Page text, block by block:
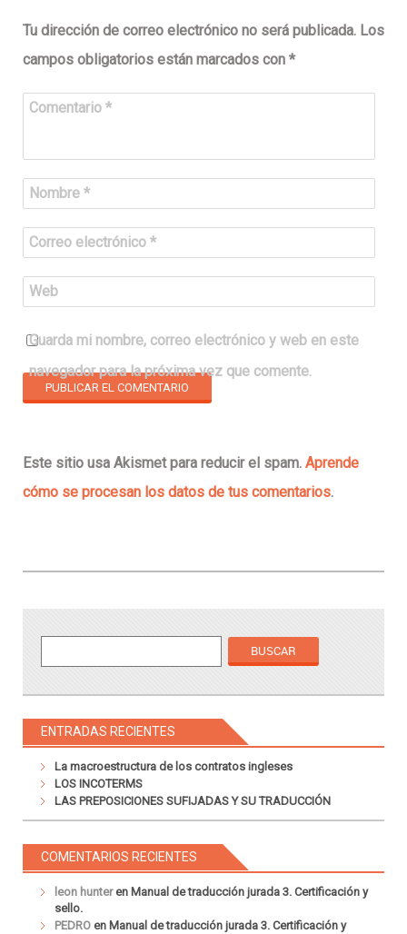
Tu dirección de correo electrónico no será publicada. Los
campos obligatorios están marcados con *
Comentario *
Nombre *
Correo electrónico *
Web
Guarda mi nombre, correo electrónico y web en este
navegador para la próxima vez que comente.
Este sitio usa Akismet para reducir el spam. Aprende
cómo se procesan los datos de tus comentarios.
ENTRADAS RECIENTES
La macroestructura de los contratos ingleses
LOS INCOTERMS
LAS PREPOSICIONES SUFIJADAS Y SU TRADUCCIÓN
COMENTARIOS RECIENTES
leon hunteren Manual de traducción jurada 3. Certificación y
sello.
PEDRO en Manual de traducción jurada 3. Certificación y